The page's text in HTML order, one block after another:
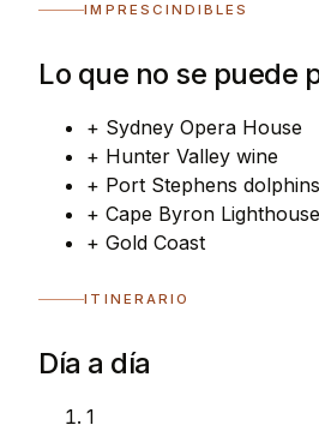
IMPRESCINDIBLES
Lo que no se puede
+ Sydney Opera House
+ Hunter Valley wine
+ Port Stephens dolphins
+ Cape Byron Lighthouse
+ Gold Coast
ITINERARIO
Día a día
1